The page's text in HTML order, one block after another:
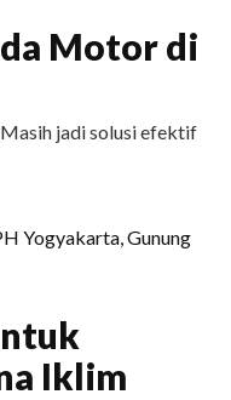
Motor di
jadi solusi efektif
Iklim